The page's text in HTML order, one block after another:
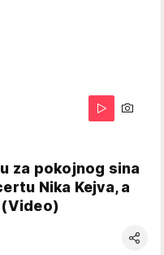
za pokojnog sina
Nika Kejva, a